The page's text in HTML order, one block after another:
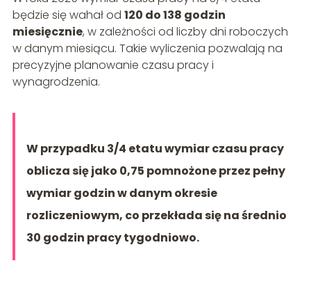
będzie się wahał od 120 do 138 godzin
miesięcznie, w zależności od liczby dni roboczych
w danym miesiącu. Takie wyliczenia pozwalają na
precyzyjne planowanie czasu pracy i
wynagrodzenia.
W przypadku 3/4 etatu wymiar czasu pracy
oblicza się jako 0,75 pomnożone przez pełny
wymiar godzin w danym okresie
rozliczeniowym, co przekłada się na średnio
30 godzin pracy tygodniowo.